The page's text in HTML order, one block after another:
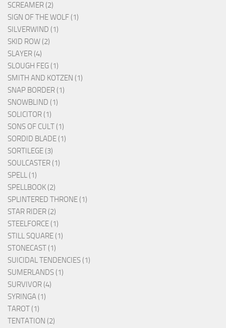
SCREAMER (2)
SIGN OF THE WOLF (1)
SILVERWIND (1)
SKID ROW (2)
SLAYER (4)
SLOUGH FEG (1)
SMITH AND KOTZEN (1)
SNAP BORDER (1)
SNOWBLIND (1)
SOLICITOR (1)
SONS OF CULT (1)
SORDID BLADE (1)
SORTILEGE (3)
SOULCASTER (1)
SPELL (1)
SPELLBOOK (2)
SPLINTERED THRONE (1)
STAR RIDER (2)
STEELFORCE (1)
STILL SQUARE (1)
STONECAST (1)
SUICIDAL TENDENCIES (1)
SUMERLANDS (1)
SURVIVOR (4)
SYRINGA (1)
TAROT (1)
TENTATION (2)